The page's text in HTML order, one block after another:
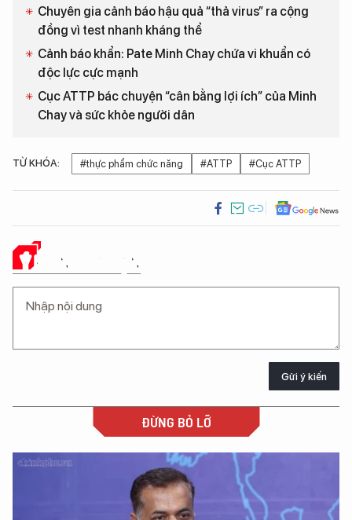
Chuyên gia cảnh báo hậu quả “thả virus” ra cộng
đồng vì test nhanh kháng thể
Cảnh báo khẩn: Pate Minh Chay chứa vi khuẩn có
độc lực cực mạnh
Cục ATTP bác chuyện “cân bằng lợi ích” của Minh
Chay và sức khỏe người dân
TỪ KHÓA: #thực phẩm chức năng #ATTP #Cục ATTP
Ý KIẾN CỦA BẠN
Gửi ý kiến
ĐỪNG BỎ LỠ